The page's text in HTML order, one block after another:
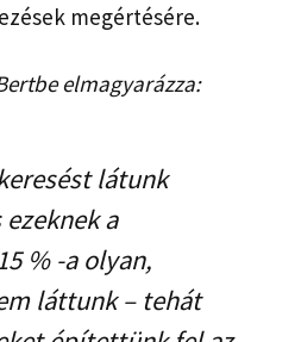
megértésére.
elmagyarázza:
látunk
a
% -a olyan,
láttunk – tehát